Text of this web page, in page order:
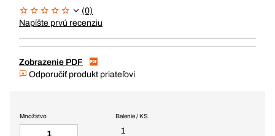
(0)
Napíšte prvú recenziu
Zobrazenie PDF
Odporučiť produkt priateľovi
Balenie / KS
1
Množstvo